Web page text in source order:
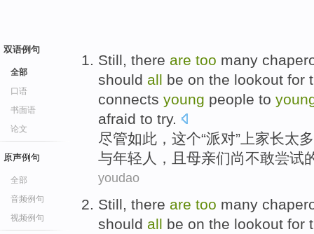
双语例句
全部
口语
书面语
论文
原声例句
全部
音频例句
视频例句
Still, there are too many
should all be on the lookout for
connects young people to
afraid to try.
尽管如此 ， 这个“派对”上家长太多
与年轻人，且 母亲们尚不敢尝试
youdao
Still, there are too many
should all be on the lookout for